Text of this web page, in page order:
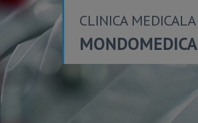
CLINICA MEDICALA
MONDOMEDICA